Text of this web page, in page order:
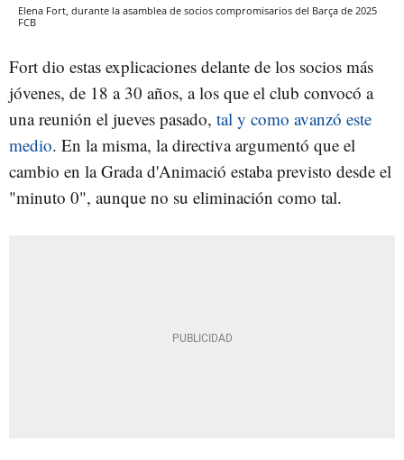
Elena Fort, durante la asamblea de socios compromisarios del Barça de 2025
FCB
Fort dio estas explicaciones delante de los socios más
jóvenes, de 18 a 30 años, a los que el club convocó a
una reunión el jueves pasado, tal y como avanzó este
medio. En la misma, la directiva argumentó que el
cambio en la Grada d'Animació estaba previsto desde el
"minuto 0", aunque no su eliminación como tal.